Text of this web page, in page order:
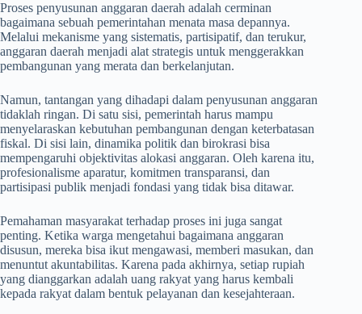
Proses penyusunan anggaran daerah adalah cerminan
bagaimana sebuah pemerintahan menata masa depannya.
Melalui mekanisme yang sistematis, partisipatif, dan terukur,
anggaran daerah menjadi alat strategis untuk menggerakkan
pembangunan yang merata dan berkelanjutan.
Namun, tantangan yang dihadapi dalam penyusunan anggaran
tidaklah ringan. Di satu sisi, pemerintah harus mampu
menyelaraskan kebutuhan pembangunan dengan keterbatasan
fiskal. Di sisi lain, dinamika politik dan birokrasi bisa
mempengaruhi objektivitas alokasi anggaran. Oleh karena itu,
profesionalisme aparatur, komitmen transparansi, dan
partisipasi publik menjadi fondasi yang tidak bisa ditawar.
Pemahaman masyarakat terhadap proses ini juga sangat
penting. Ketika warga mengetahui bagaimana anggaran
disusun, mereka bisa ikut mengawasi, memberi masukan, dan
menuntut akuntabilitas. Karena pada akhirnya, setiap rupiah
yang dianggarkan adalah uang rakyat yang harus kembali
kepada rakyat dalam bentuk pelayanan dan kesejahteraan.